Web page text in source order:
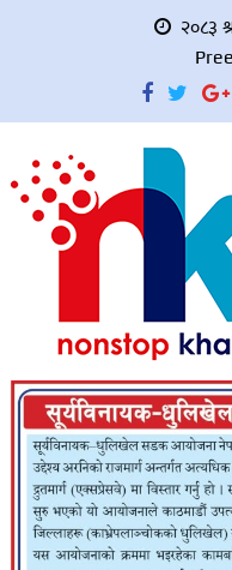
२०८३